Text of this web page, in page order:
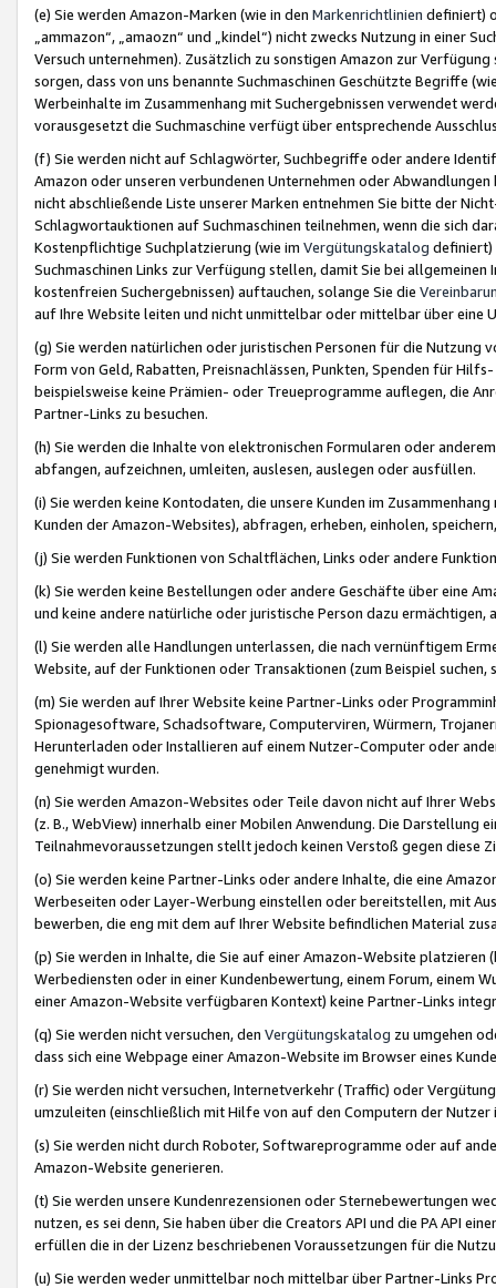
(e) Sie werden Amazon-Marken (wie in den Markenrichtlinien definiert)
„ammazon“, „amaozn“ und „kindel“) nicht zwecks Nutzung in einer
Versuch unternehmen). Zusätzlich zu sonstigen Amazon zur
sorgen, dass von uns benannte Suchmaschinen Geschützte Begriffe
Werbeinhalte im Zusammenhang mit Suchergebnissen verwendet
vorausgesetzt die Suchmaschine verfügt über entsprechende
(f) Sie werden nicht auf Schlagwörter, Suchbegriffe oder andere
Amazon oder unseren verbundenen Unternehmen oder
nicht abschließende Liste unserer Marken entnehmen Sie bitte der
Schlagwortauktionen auf Suchmaschinen teilnehmen, wenn die sich
Kostenpflichtige Suchplatzierung (wie im Vergütungskatalog definiert)
Suchmaschinen Links zur Verfügung stellen, damit Sie bei
kostenfreien Suchergebnissen) auftauchen, solange Sie die
auf Ihre Website leiten und nicht unmittelbar oder mittelbar über eine
(g) Sie werden natürlichen oder juristischen Personen für die Nutzung
Form von Geld, Rabatten, Preisnachlässen, Punkten, Spenden für
beispielsweise keine Prämien- oder Treueprogramme auflegen, die
Partner-Links zu besuchen.
(h) Sie werden die Inhalte von elektronischen Formularen oder
abfangen, aufzeichnen, umleiten, auslesen, auslegen oder ausfüllen.
(i) Sie werden keine Kontodaten, die unsere Kunden im
Kunden der Amazon-Websites), abfragen, erheben, einholen,
(j) Sie werden Funktionen von Schaltflächen, Links oder andere
(k) Sie werden keine Bestellungen oder andere Geschäfte über eine
und keine andere natürliche oder juristische Person dazu
(l) Sie werden alle Handlungen unterlassen, die nach vernünftigem
Website, auf der Funktionen oder Transaktionen (zum Beispiel
(m) Sie werden auf Ihrer Website keine Partner-Links oder
Spionagesoftware, Schadsoftware, Computerviren, Würmern,
Herunterladen oder Installieren auf einem Nutzer-Computer oder
genehmigt wurden.
(n) Sie werden Amazon-Websites oder Teile davon nicht auf Ihrer
(z. B., WebView) innerhalb einer Mobilen Anwendung. Die Darstellung
Teilnahmevoraussetzungen stellt jedoch keinen Verstoß gegen diese
(o) Sie werden keine Partner-Links oder andere Inhalte, die eine
Werbeseiten oder Layer-Werbung einstellen oder bereitstellen, mit
bewerben, die eng mit dem auf Ihrer Website befindlichen Material
(p) Sie werden in Inhalte, die Sie auf einer Amazon-Website
Werbediensten oder in einer Kundenbewertung, einem Forum, einem
einer Amazon-Website verfügbaren Kontext) keine Partner-Links
(q) Sie werden nicht versuchen, den Vergütungskatalog zu umgehen
dass sich eine Webpage einer Amazon-Website im Browser eines
(r) Sie werden nicht versuchen, Internetverkehr (Traffic) oder
umzuleiten (einschließlich mit Hilfe von auf den Computern der
(s) Sie werden nicht durch Roboter, Softwareprogramme oder auf
Amazon-Website generieren.
(t) Sie werden unsere Kundenrezensionen oder Sternebewertungen
nutzen, es sei denn, Sie haben über die Creators API und die PA API
erfüllen die in der Lizenz beschriebenen Voraussetzungen für die
(u) Sie werden weder unmittelbar noch mittelbar über Partner-Links